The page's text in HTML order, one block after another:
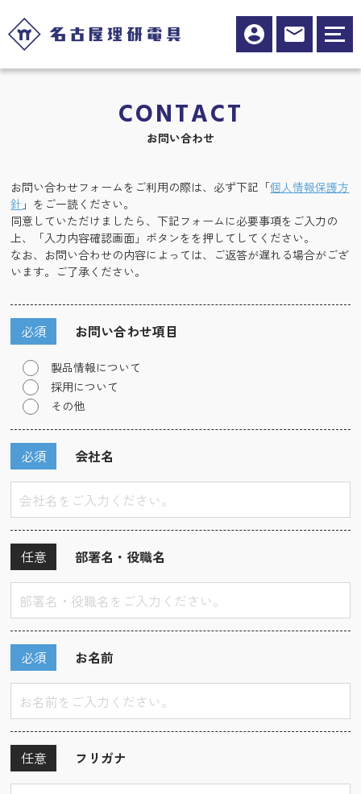
CONTACT
お問い合わせ
お問い合わせフォームをご利用の際は、必ず下記「個人情報保護方
針 」をご一読ください。
同意していただけましたら、下記フォームに必要事項をご入力の
上、「入力内容確認画面」ボタンをを押してしてください。
なお、お問い合わせの内容によっては、ご返答が遅れる場合がござ
います。ご了承ください。
お問い合わせ項目
必須
製品情報について
採用について
その他
会社名
必須
部署名・役職名
任意
お名前
必須
フリガナ
任意